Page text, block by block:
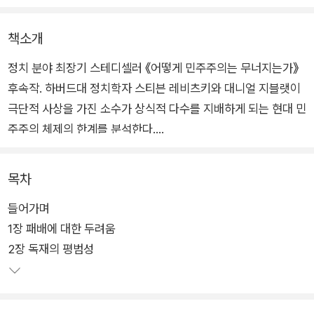
책소개
정치 분야 최장기 스테디셀러 《어떻게 민주주의는 무너지는가》
후속작. 하버드대 정치학자 스티븐 레비츠키와 대니얼 지블랫이
극단적 사상을 가진 소수가 상식적 다수를 지배하게 되는 현대 민
주주의 체제의 한계를 분석한다.
2021년 1월 6일, 선거 패배에 불복한 트럼프 지지자들이 국회의
사당을 습격하자 충격에 빠진 저자들은 질문을 던진다. “오랜 세
월 공고했던 미국의 민주주의 체제는 왜 위험에 빠진 것일까?”
저자들은 민주주의 붕괴 이면에 겉으로만 민주주의에 충직한 척
하는 정치인들, 그리고 그들의 무기가 된 낡은 체제가 있다고 이
야기한다. 극단주의 세력을 은밀히 지원하는 주류 정치인들은 소
목차
들어가며
1장 패배에 대한 두려움
2장 독재의 평범성